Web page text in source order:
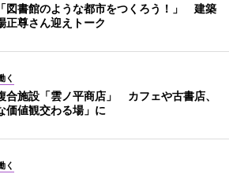
図書館のような都市をつくろう！」 建築
正尊さん迎えトーク
く
合施設「雲ノ平商店」 カフェや古書店、
価値観交わる場」に
く